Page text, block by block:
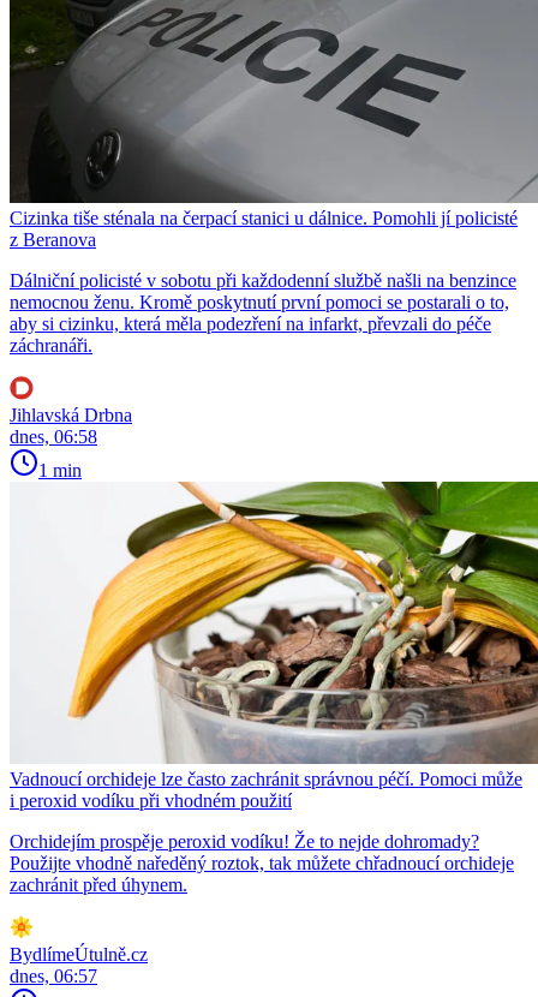
Cizinka tiše sténala na čerpací stanici u dálnice. Pomohli jí policisté
z Beranova
Dálniční policisté v sobotu při každodenní službě našli na benzince
nemocnou ženu. Kromě poskytnutí první pomoci se postarali o to,
aby si cizinku, která měla podezření na infarkt, převzali do péče
záchranáři.
Jihlavská Drbna
dnes, 06:58
1 min
Vadnoucí orchideje lze často zachránit správnou péčí. Pomoci může
i peroxid vodíku při vhodném použití
Orchidejím prospěje peroxid vodíku! Že to nejde dohromady?
Použijte vhodně naředěný roztok, tak můžete chřadnoucí orchideje
zachránit před úhynem.
BydlímeÚtulně.cz
dnes, 06:57